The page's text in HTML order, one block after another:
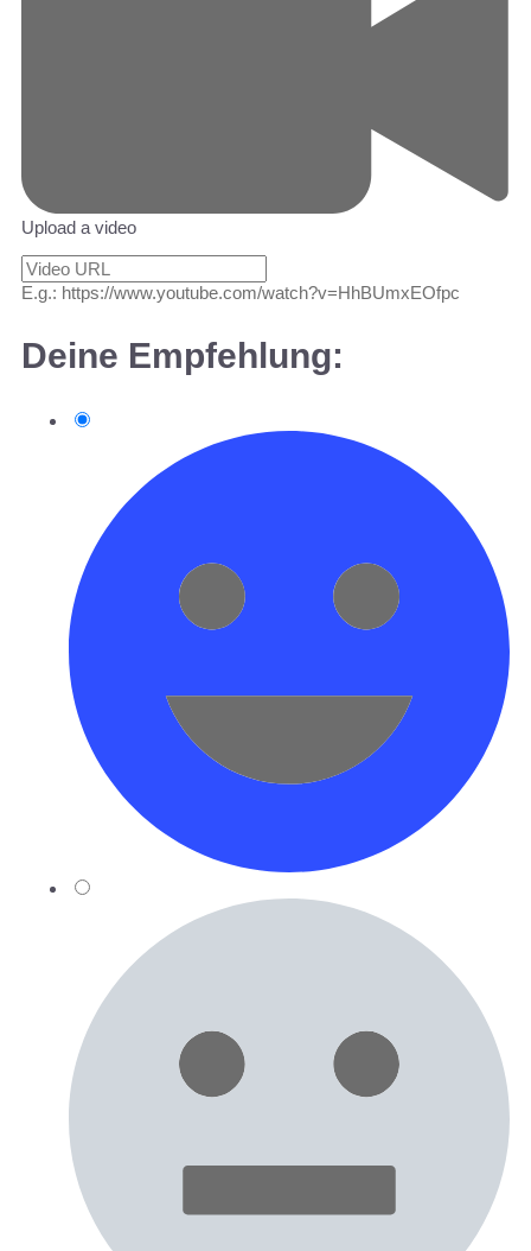
Upload a video
E.g.: https://www.youtube.com/watch?v=HhBUmxEOfpc
Deine Empfehlung: